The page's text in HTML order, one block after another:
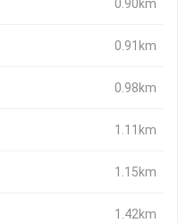
0.90km
0.91km
0.98km
1.11km
1.15km
1.42km